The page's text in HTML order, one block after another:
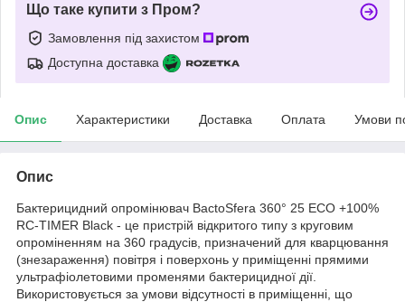
Що таке купити з Пром?
Замовлення під захистом
Доступна доставка
Опис Характеристики Доставка Оплата Умови
Опис
Бактерицидний опромінювач BactoSfera 360° 25 ECO +100%
RC-TIMER Black - це пристрій відкритого типу з круговим
опроміненням на 360 градусів, призначений для кварцювання
(знезараження) повітря і поверхонь у приміщенні прямими
ультрафіолетовими променями бактерицидної дії.
Використовується за умови відсутності в приміщенні, що